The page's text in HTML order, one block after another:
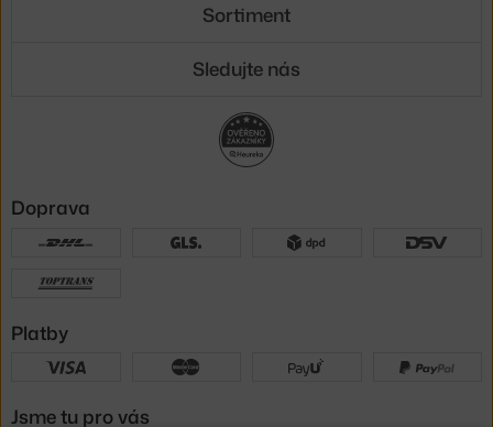
Sortiment
Sledujte nás
Doprava
Platby
Jsme tu pro vás